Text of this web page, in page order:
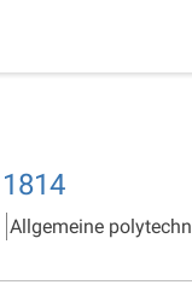
1814
Allgemeine